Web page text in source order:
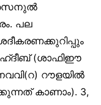
പല
(ശാഫിഈ
റൗളയില്‍
കാണാം). 3,